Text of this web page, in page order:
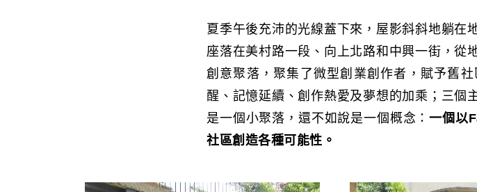
夏季午後充沛的光線蓋下來，屋影斜斜地躺在
座落在美村路一段、向上北路和中興一街，從
創意聚落，聚集了微型創業創作者，賦予舊
醒、記憶延續、創作熱愛及夢想的加乘；三個
是一個小聚落，還不如說是一個概念：一個以
社區創造各種可能性。